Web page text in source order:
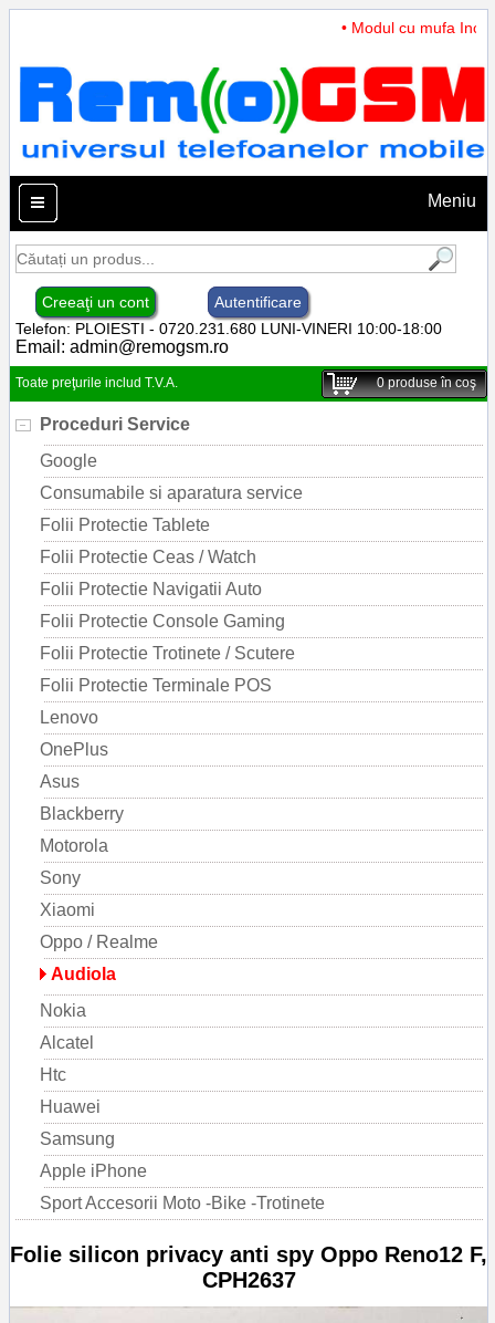
• Modul cu mufa
Meniu
Creeaţi un cont
Autentificare
Telefon: PLOIESTI - 0720.231.680 LUNI-VINERI 10:00-18:00
Email: admin@remogsm.ro
Toate preţurile includ T.V.A. 0produse în coş
Proceduri Service
Google
Consumabile si aparatura service
Folii Protectie Tablete
Folii Protectie Ceas / Watch
Folii Protectie Navigatii Auto
Folii Protectie Console Gaming
Folii Protectie Trotinete / Scutere
Folii Protectie Terminale POS
Lenovo
OnePlus
Asus
Blackberry
Motorola
Sony
Xiaomi
Oppo / Realme
Audiola
Nokia
Alcatel
Htc
Huawei
Samsung
Apple iPhone
Sport Accesorii Moto -Bike -Trotinete
Folie silicon privacy anti spy Oppo Reno12 F,
CPH2637